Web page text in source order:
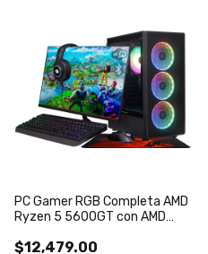
PC Gamer RGB Completa AMD
Ryzen 5 5600GT con AMD
$12,479.00